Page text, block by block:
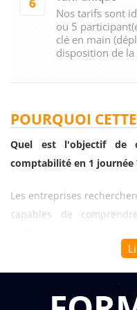
Nos tarifs sont
ou 5
clé en main
disposition de
POURQUOI
Quel est l'objectif de
comptabilité en 1 journée
Les entreprises
capables de
pour des assistants
managers non-